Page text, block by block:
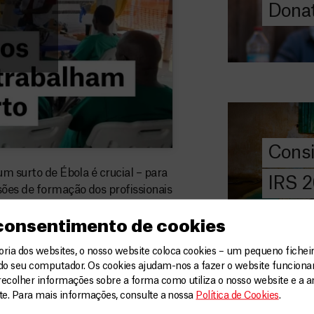
de cookies
dos websites, o nosso website coloca cookies – um pequeno
seu computador. Os cookies ajudam-nos a fazer o website
informações sobre a forma como utiliza o nosso website e a
Para mais informações, consulte a nossa Política de Cookies.
surto de Ébola é crucial – para
de formação dos profissionais
E aí chegados, cabe-lhes
de saúde locais.
explica a importância do
manter um diálogo aberto
apoio aos esforços da resposta.
DOE
AGORA
IRS
Saiba tudo
IRS: o que é,
preencher, e
MSF com o
DOE
AGORA
Angarie
MSF
A MSF
donativos